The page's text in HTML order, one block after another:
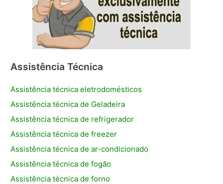
Assistência Técnica
Assistência técnica eletrodomésticos
Assistência técnica de Geladeira
Assistência técnica de refrigerador
Assistência técnica de freezer
Assistência técnica de ar-condicionado
Assistência técnica de fogão
Assistência técnica de forno